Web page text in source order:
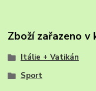
Zboží zařazeno v
Itálie + Vatikán
Sport